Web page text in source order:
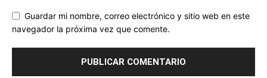
Guardar mi nombre, correo electrónico y sitio web en este
navegador la próxima vez que comente.